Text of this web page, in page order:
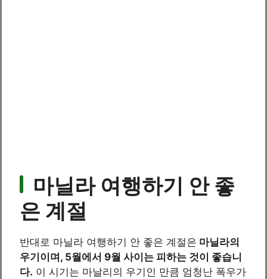
마닐라 여행하기 안 좋
은 계절
반대로 마닐라 여행하기 안 좋은 계절은 마닐라의
우기이며, 5월에서 9월 사이는 피하는 것이 좋습니
다. 이 시기는 마날리의 우기인 만큼 엄청난 폭우가